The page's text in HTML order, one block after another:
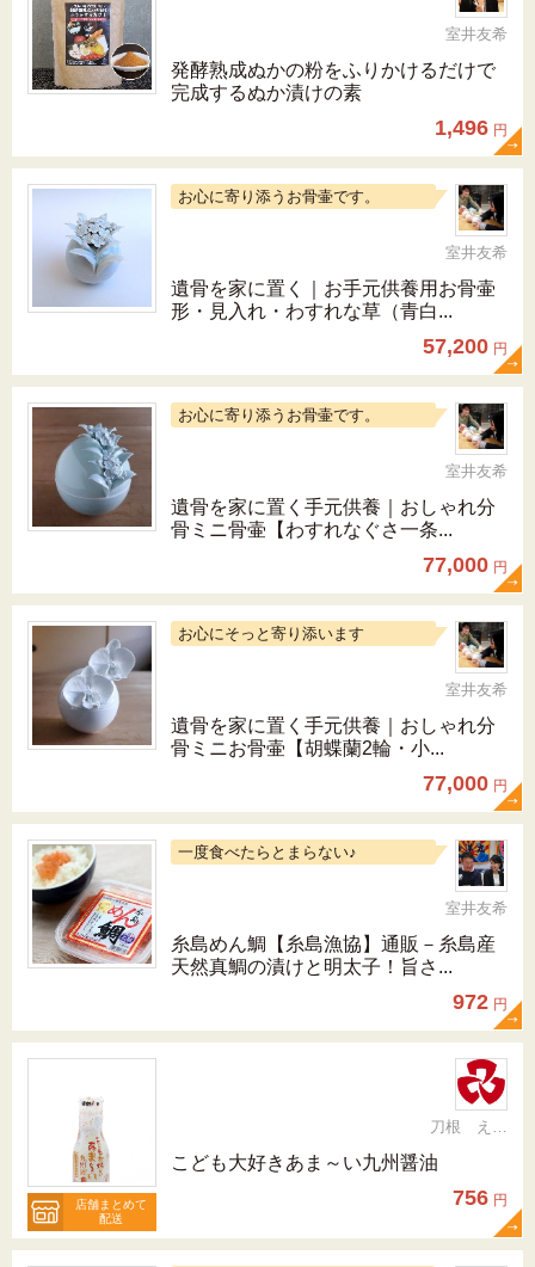
室井友希
発酵熟成ぬかの粉をふりかけるだけで
完成するぬか漬けの素
1,496 円
お心に寄り添うお骨壷です。
室井友希
遺骨を家に置く｜お手元供養用お骨壷
形・見入れ・わすれな草（青白...
57,200 円
お心に寄り添うお骨壷です。
室井友希
遺骨を家に置く手元供養｜おしゃれ分
骨ミニ骨壷【わすれなぐさ一条...
77,000 円
お心にそっと寄り添います
室井友希
遺骨を家に置く手元供養｜おしゃれ分
骨ミニお骨壷【胡蝶蘭2輪・小...
77,000 円
一度食べたらとまらない♪
室井友希
糸島めん鯛【糸島漁協】通販－糸島産
天然真鯛の漬けと明太子！旨さ...
972 円
店舗まとめて
配送
刀根 えつこ
こども大好きあま～い九州醤油
756 円